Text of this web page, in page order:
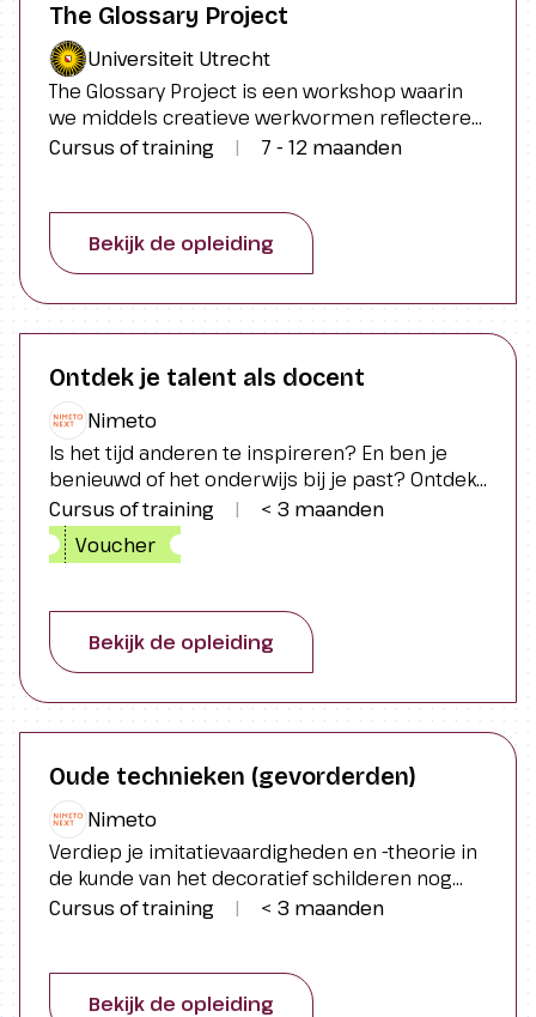
The Glossary Project
Universiteit Utrecht
The Glossary Project is een workshop waarin
we middels creatieve werkvormen reflecteren
op hedendaagse concepten die van
wordt aangeboden als een cursus van drie
sessies, maar het is ook mogelijk om
gezamenlijk tot een vorm en invulling te
komen die specifiek afgestemd is op de
behoefte.
Cursus of training | 7 - 12 maanden
Bekijk de opleiding
Ontdek je talent als docent
Nimeto
Is het tijd anderen te inspireren? En ben je
benieuwd of het onderwijs bij je past? Ontdek
het bij Nimeto Next! In vijf praktijkgerichte
avonden leer je lesgeven, workshops
ontwerpen en ervaar je de veelzijdigheid van
jouw toekomst als docent!”
Cursus of training |
< 3 maanden
Voucher
Bekijk de opleiding
Oude technieken (gevorderden)
Nimeto
Verdiep je imitatievaardigheden en -theorie in
de kunde van het decoratief schilderen nog
een stapje verder! Leer diverse hout- en
uitgeleerd als creatieveling, dus groei, ontplooi
en geniet!”
Cursus of training | < 3 maanden
Bekijk de opleiding